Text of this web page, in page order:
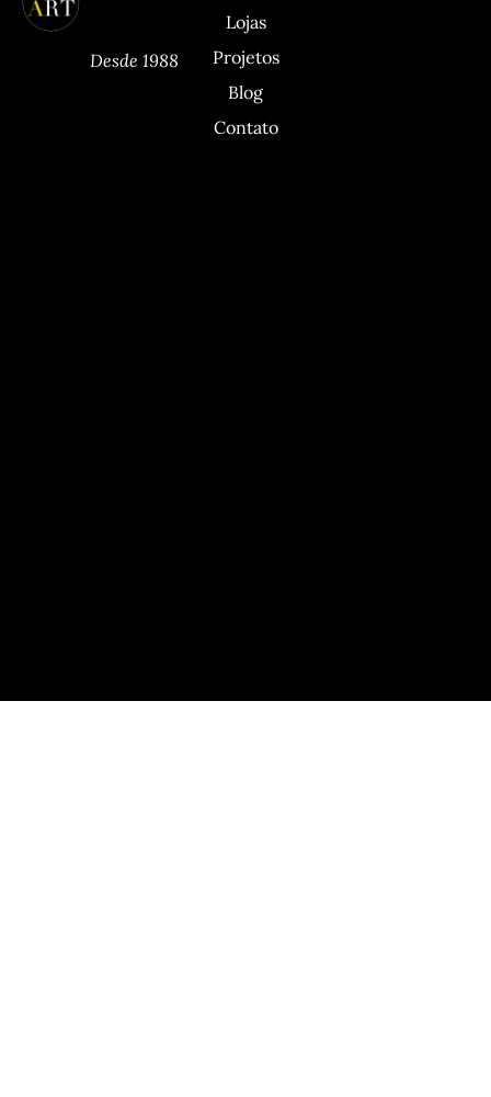
Desde 1988
Lojas
Projetos
Blog
Contato